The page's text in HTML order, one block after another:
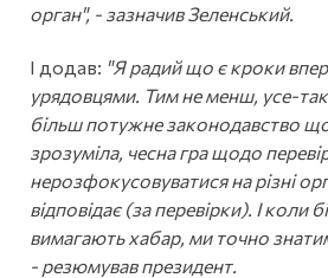
орган", - зазначив Зеленський.
І додав: "Я радий що є кроки
урядовцями. Тим не менш, усе-
більш потужне законодавство
зрозуміла, чесна гра щодо
нерозфокусовуватися на різні
відповідає (за перевірки). І коли
вимагають хабар, ми точно
- резюмував президент.